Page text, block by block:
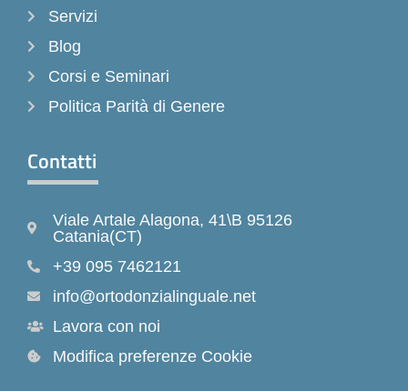
Servizi
Blog
Corsi e Seminari
Politica Parità di Genere
Contatti
Viale Artale Alagona, 41\B 95126
Catania(CT)
+39 095 7462121
info@ortodonzialinguale.net
Lavora con noi
Modifica preferenze Cookie